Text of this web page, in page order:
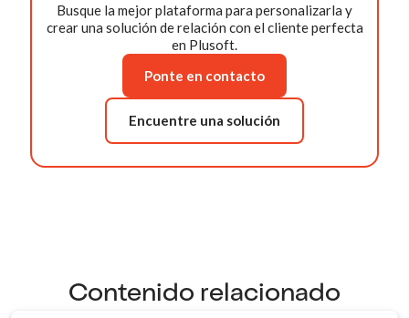
Busque la mejor plataforma para personalizarla y
crear una solución de relación con el cliente perfecta
en Plusoft.
Ponte en contacto
Encuentre una solución
Contenido relacionado